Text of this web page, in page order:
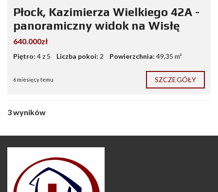
Płock, Kazimierza Wielkiego 42A -
panoramiczny widok na Wisłę
640.000zł
Piętro: 4 z 5 Liczba pokoi: 2 Powierzchnia: 49,35 m²
6 miesięcy temu SZCZEGÓŁY
3 wyników